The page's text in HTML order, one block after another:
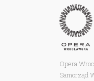
Opera
Samorząd